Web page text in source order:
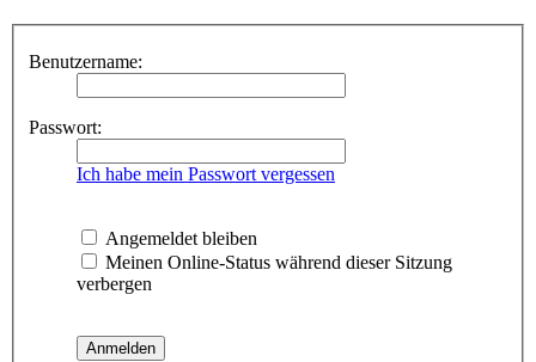
Benutzername:
Passwort:
Ich habe mein Passwort vergessen
Angemeldet bleiben
Meinen Online-Status während dieser Sitzung
verbergen